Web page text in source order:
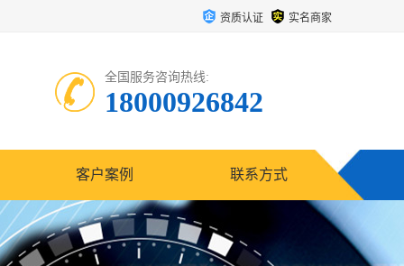
资质认证 实名商家
全国服务咨询热线:
18000926842
客户案例 联系方式